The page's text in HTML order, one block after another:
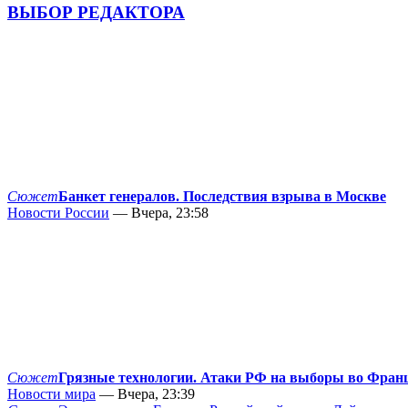
ВЫБОР РЕДАКТОРА
СюжетБанкет генералов. Последствия взрыва в Москве
Новости России — Вчера, 23:58
СюжетГрязные технологии. Атаки РФ на выборы во
Новости мира — Вчера, 23:39